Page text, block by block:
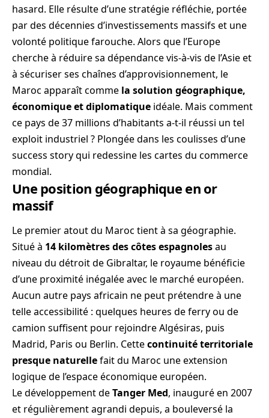
hasard. Elle résulte d’une stratégie réfléchie, portée
par des décennies d’investissements massifs et une
volonté politique farouche. Alors que l’Europe
cherche à réduire sa dépendance vis-à-vis de l’Asie et
à sécuriser ses chaînes d’approvisionnement, le
Maroc apparaît comme la solution géographique,
économique et diplomatique idéale. Mais comment
ce pays de 37 millions d’habitants a-t-il réussi un tel
exploit industriel ? Plongée dans les coulisses d’une
success story qui redessine les cartes du commerce
mondial.
Une position géographique en or
massif
Le premier atout du Maroc tient à sa géographie.
Situé à 14 kilomètres des côtes espagnolesau
niveau du détroit de Gibraltar, le royaume bénéficie
d’une proximité inégalée avec le marché européen.
Aucun autre pays africain ne peut prétendre à une
telle accessibilité : quelques heures de ferry ou de
camion suffisent pour rejoindre Algésiras, puis
Madrid, Paris ou Berlin. Cettecontinuité territoriale
presque naturellefait du Maroc une extension
logique de l’espace économique européen.
Le développement deTanger Med, inauguré en 2007
et régulièrement agrandi depuis, a bouleversé la